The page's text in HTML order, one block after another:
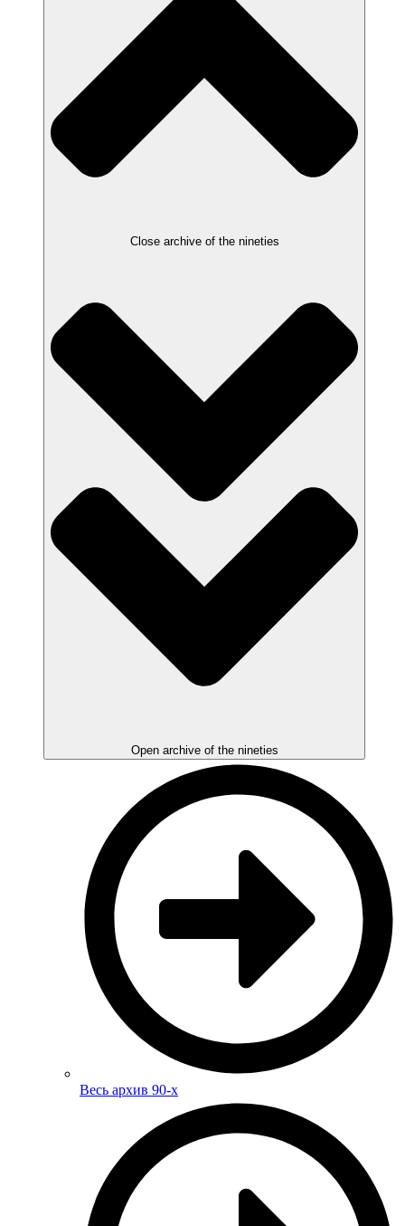
Close archive of the nineties
Open archive of the nineties
Весь архив 90-х